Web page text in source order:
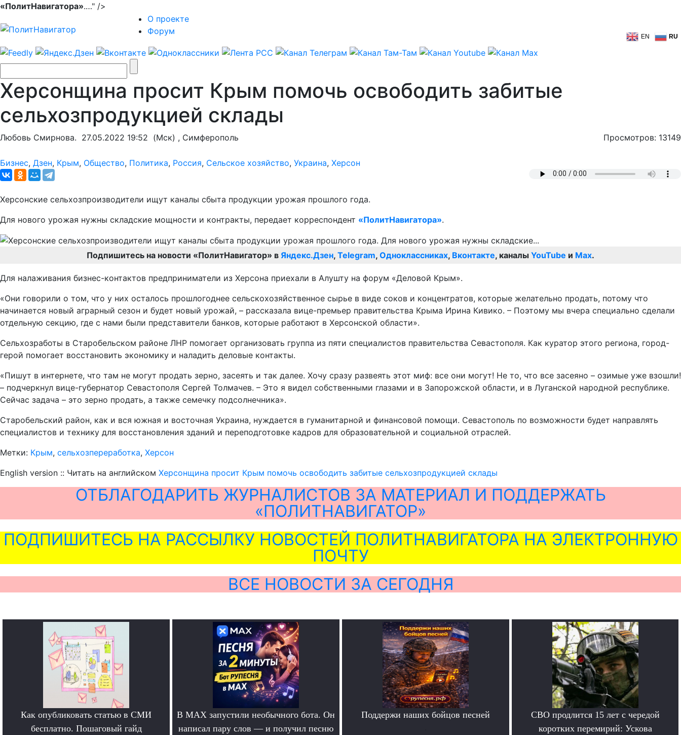
«ПолитНавигатора».…" />
О проекте
Форум
EN RU
Херсонщина просит Крым помочь освободить забитые
сельхозпродукцией склады
Любовь Смирнова. 27.05.2022 19:52 (Мск) , Симферополь Просмотров: 13149
Бизнес, Дзен, Крым, Общество, Политика, Россия, Сельское хозяйство, Украина, Херсон
Херсонские сельхозпроизводители ищут каналы сбыта продукции урожая прошлого года.
Для нового урожая нужны складские мощности и контракты, передает корреспондент «ПолитНавигатора».
Подпишитесь на новости «ПолитНавигатор» в Яндекс.Дзен, Telegram, Одноклассниках, Вконтакте, каналы YouTube и Max.
Для налаживания бизнес-контактов предприниматели из Херсона приехали в Алушту на форум «Деловой Крым».
«Они говорили о том, что у них осталось прошлогоднее сельскохозяйственное сырье в виде соков и концентратов, которые желательно продать, потому что
начинается новый аграрный сезон и будет новый урожай, – рассказала вице-премьер правительства Крыма Ирина Кивико. – Поэтому мы вчера специально сделали
отдельную секцию, где с нами были представители банков, которые работают в Херсонской области».
Сельхозработы в Старобельском районе ЛНР помогает организовать группа из пяти специалистов правительства Севастополя. Как куратор этого региона, город-
герой помогает восстановить экономику и наладить деловые контакты.
«Пишут в интернете, что там не могут продать зерно, засеять и так далее. Хочу сразу развеять этот миф: все они могут! Не то, что все засеяно – озимые уже взошли!
– подчеркнул вице-губернатор Севастополя Сергей Толмачев. – Это я видел собственными глазами и в Запорожской области, и в Луганской народной республике.
Сейчас задача – это зерно продать, а также семечку подсолнечника».
Старобельский район, как и вся южная и восточная Украина, нуждается в гуманитарной и финансовой помощи. Севастополь по возможности будет направлять
специалистов и технику для восстановления зданий и переподготовке кадров для образовательной и социальной отраслей.
Метки: Крым, сельхозпереработка, Херсон
English version :: Читать на английском Херсонщина просит Крым помочь освободить забитые сельхозпродукцией склады
ОТБЛАГОДАРИТЬ ЖУРНАЛИСТОВ ЗА МАТЕРИАЛ И ПОДДЕРЖАТЬ
«ПОЛИТНАВИГАТОР»
ПОДПИШИТЕСЬ НА РАССЫЛКУ НОВОСТЕЙ ПОЛИТНАВИГАТОРА НА ЭЛЕКТРОННУЮ
ПОЧТУ
ВСЕ НОВОСТИ ЗА СЕГОДНЯ
Как опубликовать статью в СМИ
бесплатно. Пошаговый гайд
В MAX запустили необычного бота. Он
написал пару слов — и получил песню
Поддержи наших бойцов песней
СВО продлится 15 лет с чередой
коротких перемирий: Ускова